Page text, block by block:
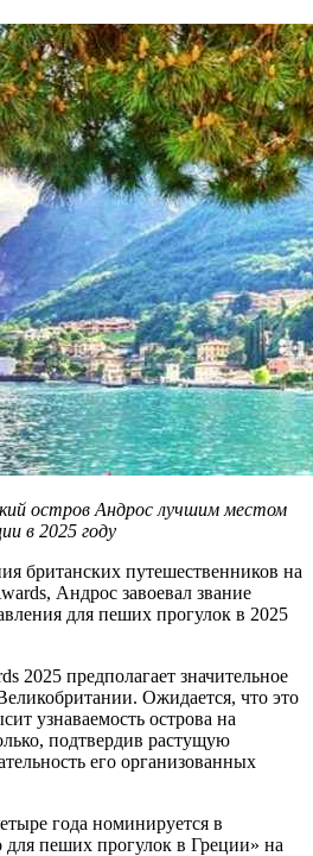
остров Андрос лучшим местом
в 2025 году
британских путешественников на
Андрос завоевал звание
для пеших прогулок в 2025
2025 предполагает значительное
Ожидается, что это
узнаваемость острова на
подтвердив растущую
его организованных
года номинируется в
пеших прогулок в Греции» на